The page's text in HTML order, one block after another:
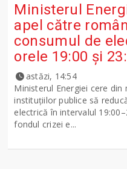
Ministerul
apel către
consumul de
orele 19:00 și
astăzi, 14:54
Ministerul Energiei cere
instituțiilor publice să
electrică în intervalul
fondul crizei e...